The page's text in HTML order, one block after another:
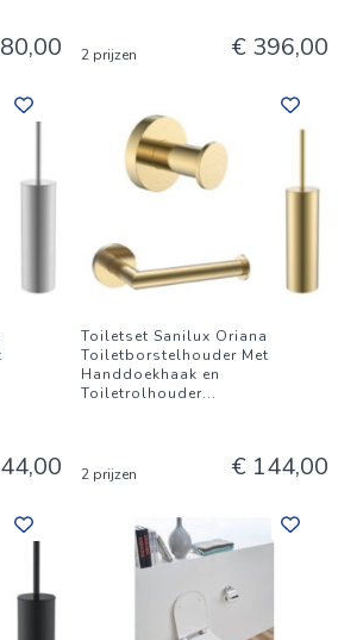
2 prijzen € 396,00
Toiletset Sanilux Oriana
Toiletborstelhouder Met
Handdoekhaak en
Toiletrolhouder...
2 prijzen € 144,00